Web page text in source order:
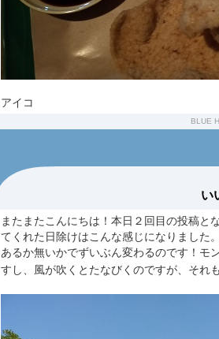
アイコ
BLUE
い
またまたこんにちは！本日２回目の投稿と
てくれた日除けはこんな感じになりました
あるか無いかでずいぶん変わるのです！モ
すし、風が吹くとたなびくのですが、それ